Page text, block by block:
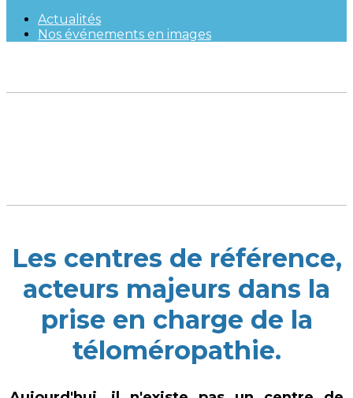
Actualités
Nos événements en images
Les centres de référence,
acteurs majeurs dans la
prise en charge de la
téloméropathie.